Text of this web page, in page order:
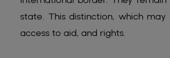
state. This distinction, which
access to aid, and rights.